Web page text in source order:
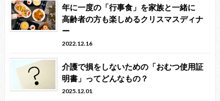
年に一度の「行事食」を家族と一緒に
高齢者の方も楽しめるクリスマスディナ
ー
2022.12.16
介護で損をしないための「おむつ使用証
明書」ってどんなもの？
2025.12.01